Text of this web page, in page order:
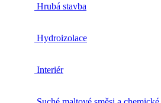
Hrubá stavba
Hydroizolace
Interiér